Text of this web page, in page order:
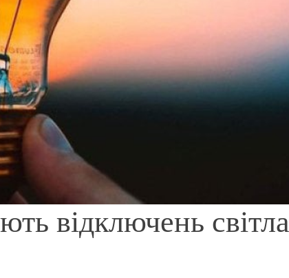
відключень світла